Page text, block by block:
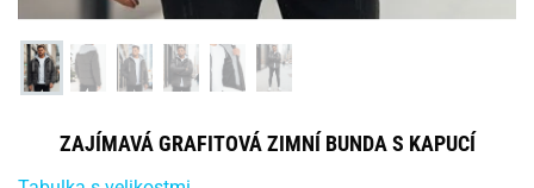
ZAJÍMAVÁ GRAFITOVÁ ZIMNÍ BUNDA S KAPUCÍ